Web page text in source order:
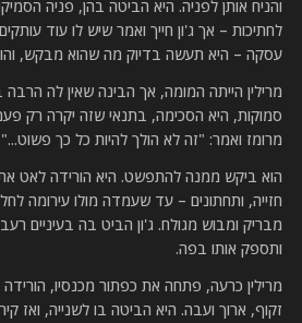
והניח אותן לפניה. היא הביטה בהן, פניה
לחתיכות – אך ג'ון חייך ואמר שיש לו עוד
עסקה – היא תעשה בדיוק מה שהוא מבקש,
מרילין הייתה המומה, אך הבינה שאין לה
סמוקות, היא הסכימה, בתנאי שזה יקרה רק
מרומז ואמר: "זה לא הולך להיות כל כך פשוט..."
הוא ביקש ממנה להתפשט. היא הורידה לאט
חזייה, ותחתונים – עד שעמדה מולו עירומה
מבריק ומבוש מגולח. ג'ון הביט בה בעיניים
ותספק אותו בפה.
מרילין כרעה, פתחה את כפתור מכנסיו,
זקוף, ארוך ועבה. היא הביטה בו לשנייה, ואז